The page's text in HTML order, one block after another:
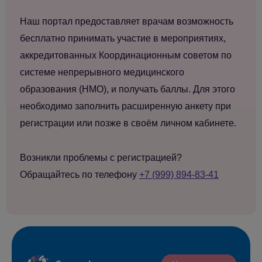
Наш портал предоставляет врачам возможность
бесплатно принимать участие в мероприятиях,
аккредитованных Координационным советом по
системе непрерывного медицинского
образования (НМО), и получать баллы. Для этого
необходимо заполнить расширенную анкету при
регистрации или позже в своём личном кабинете.
Возникли проблемы с регистрацией?
Обращайтесь по телефону +7 (999) 894-83-41